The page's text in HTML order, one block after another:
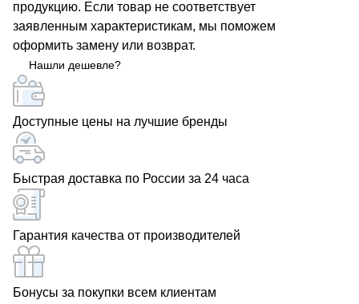
продукцию. Если товар не соответствует
заявленным характеристикам, мы поможем
оформить замену или возврат.
Нашли дешевле?
Доступные цены на лучшие бренды
Быстрая доставка по России за 24 часа
Гарантия качества от производителей
Бонусы за покупки всем клиентам